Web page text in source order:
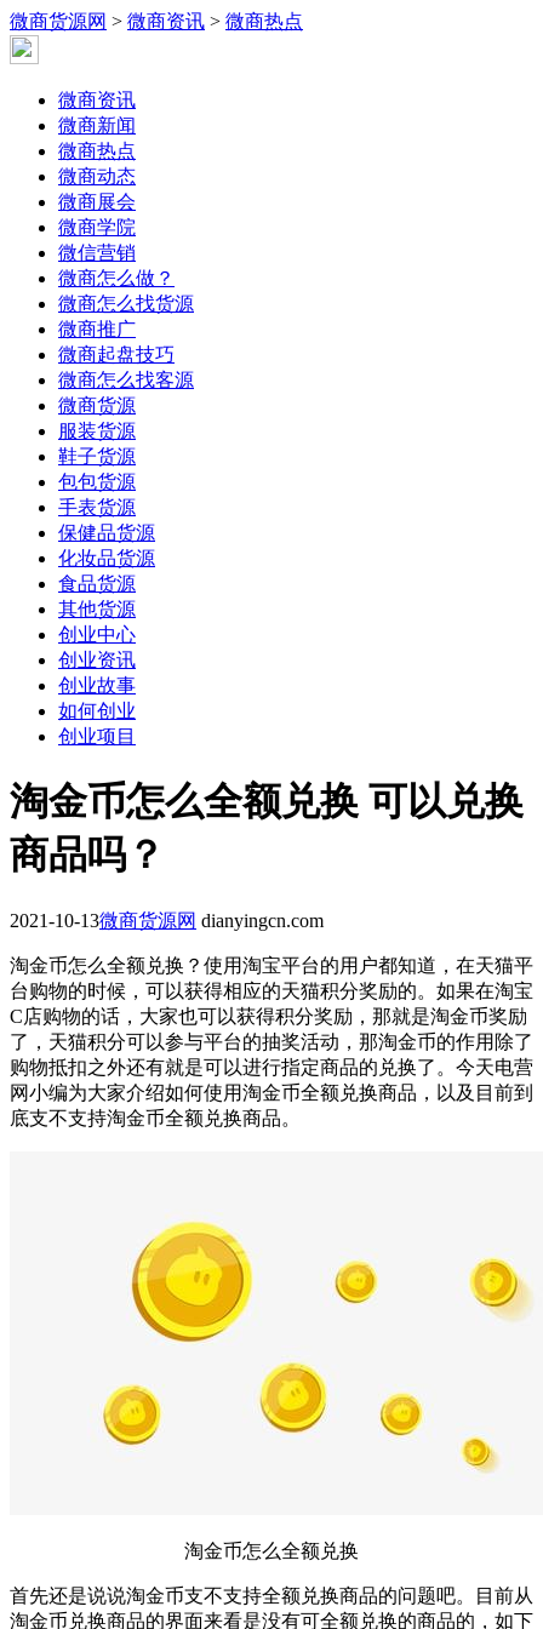
微商货源网 > 微商资讯 > 微商热点
微商资讯
微商新闻
微商热点
微商动态
微商展会
微商学院
微信营销
微商怎么做？
微商怎么找货源
微商推广
微商起盘技巧
微商怎么找客源
微商货源
服装货源
鞋子货源
包包货源
手表货源
保健品货源
化妆品货源
食品货源
其他货源
创业中心
创业资讯
创业故事
如何创业
创业项目
淘金币怎么全额兑换 可以兑换
商品吗？
2021-10-13微商货源网 dianyingcn.com
淘金币怎么全额兑换？使用淘宝平台的用户都知道，在天猫平
台购物的时候，可以获得相应的天猫积分奖励的。如果在淘宝
C店购物的话，大家也可以获得积分奖励，那就是淘金币奖励
了，天猫积分可以参与平台的抽奖活动，那淘金币的作用除了
购物抵扣之外还有就是可以进行指定商品的兑换了。今天电营
网小编为大家介绍如何使用淘金币全额兑换商品，以及目前到
底支不支持淘金币全额兑换商品。
淘金币怎么全额兑换
首先还是说说淘金币支不支持全额兑换商品的问题吧。目前从
淘金币兑换商品的界面来看是没有可全额兑换的商品的，如下